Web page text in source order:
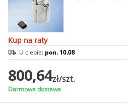
Kup na raty
U ciebie: pon. 10.08
800,64zł/szt.
Darmowa dostawa